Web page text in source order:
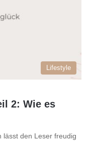
Lifestyle
2: Wie es
lässt den Leser freudig